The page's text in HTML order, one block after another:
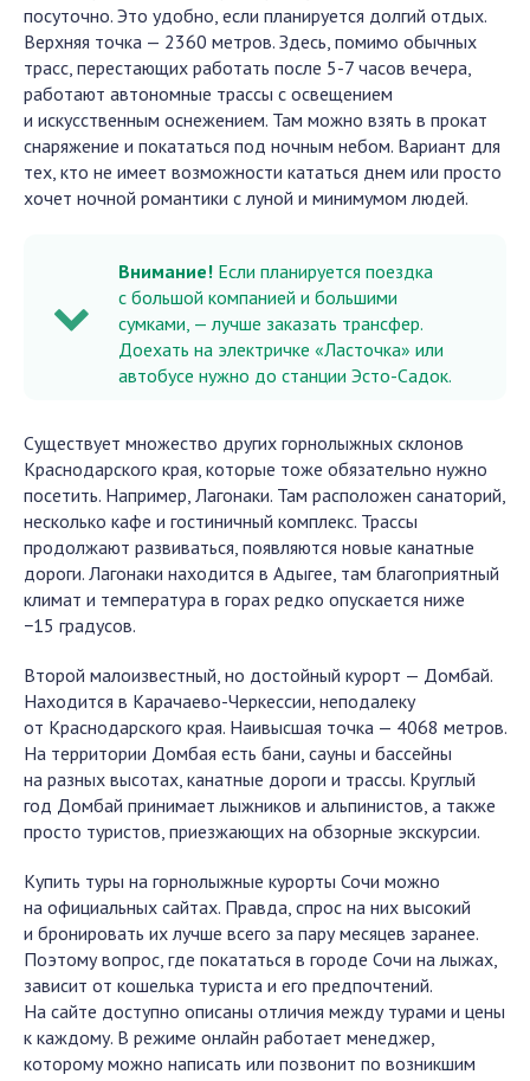
посуточно. Это удобно, если планируется долгий отдых.
Верхняя точка — 2360 метров. Здесь, помимо обычных
трасс, перестающих работать после 5-7 часов вечера,
работают автономные трассы с освещением
и искусственным оснежением. Там можно взять в прокат
снаряжение и покататься под ночным небом. Вариант для
тех, кто не имеет возможности кататься днем или просто
хочет ночной романтики с луной и минимумом людей.
Внимание! Если планируется поездка
с большой компанией и большими
сумками, — лучше заказать трансфер.
Доехать на электричке «Ласточка» или
автобусе нужно до станции Эсто-Садок.
Существует множество других горнолыжных склонов
Краснодарского края, которые тоже обязательно нужно
посетить. Например, Лагонаки. Там расположен санаторий,
несколько кафе и гостиничный комплекс. Трассы
продолжают развиваться, появляются новые канатные
дороги. Лагонаки находится в Адыгее, там благоприятный
климат и температура в горах редко опускается ниже
−15 градусов.
Второй малоизвестный, но достойный курорт — Домбай.
Находится в Карачаево-Черкессии, неподалеку
от Краснодарского края. Наивысшая точка — 4068 метров.
На территории Домбая есть бани, сауны и бассейны
на разных высотах, канатные дороги и трассы. Круглый
год Домбай принимает лыжников и альпинистов, а также
просто туристов, приезжающих на обзорные экскурсии.
Купить туры на горнолыжные курорты Сочи можно
на официальных сайтах. Правда, спрос на них высокий
и бронировать их лучше всего за пару месяцев заранее.
Поэтому вопрос, где покататься в городе Сочи на лыжах,
зависит от кошелька туриста и его предпочтений.
На сайте доступно описаны отличия между турами и цены
к каждому. В режиме онлайн работает менеджер,
которому можно написать или позвонит по возникшим